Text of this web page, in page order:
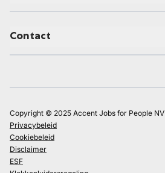
Contact
Copyright © 2025 Accent Jobs for People NV
Privacybeleid
Cookiebeleid
Disclaimer
ESF